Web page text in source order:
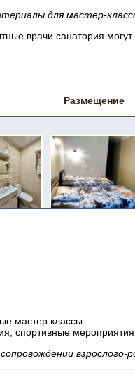
для мастер-
врачи санатория
Размещение
мастер классы:
спортивные
взрослого-